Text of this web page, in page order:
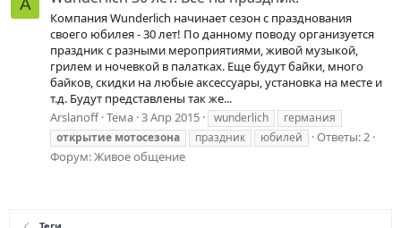
A
Компания Wunderlich начинает сезон с празднования
своего юбилея - 30 лет! По данному поводу организуется
праздник с разными мероприятиями, живой музыкой,
грилем и ночевкой в палатках. Еще будут байки, много
байков, скидки на любые аксессуары, установка на месте и
т.д. Будут представлены так же...
Arslanoff Тема 3 Апр 2015 wunderlich
германия
открытие мотосезона праздник юбилей
Ответы: 2
Форум:Живое общение